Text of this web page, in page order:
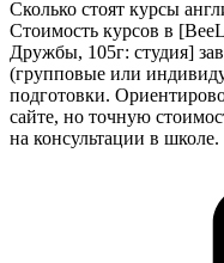
Сколько стоят курсы
Стоимость курсов в
Дружбы, 105г: студия]
(групповые или
подготовки.
сайте, но точную
на консультации в школе.